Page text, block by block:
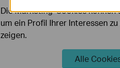
Die Marketing-Cookies
um ein Profil Ihrer Interessen
zeigen.
Alle